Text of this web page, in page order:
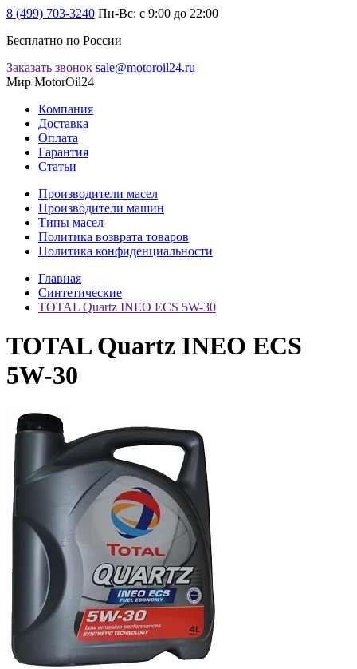
8 (499) 703-3240 Пн-Вс: с 9:00 до 22:00
Бесплатно по России
Заказать звонок sale@motoroil24.ru
Мир MotorOil24
Компания
Доставка
Оплата
Гарантия
Статьи
Производители масел
Производители машин
Типы масел
Политика возврата товаров
Политика конфиденциальности
Главная
Синтетические
TOTAL Quartz INEO ECS 5W-30
TOTAL Quartz INEO ECS
5W-30